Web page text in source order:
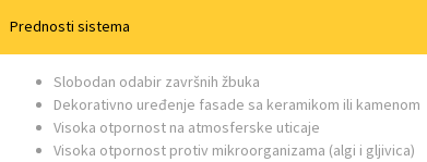
Prednosti sistema
Slobodan odabir završnih žbuka
Dekorativno uređenje fasade sa keramikom ili kamenom
Visoka otpornost na atmosferske uticaje
Visoka otpornost protiv mikroorganizama (algi i gljivica)